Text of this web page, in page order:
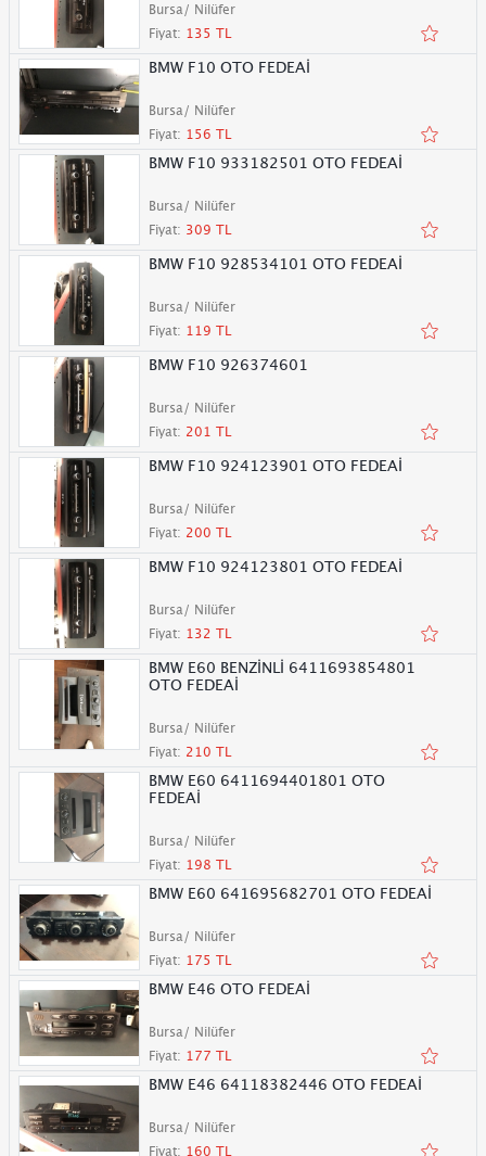
Bursa/ Nilüfer
Fiyat: 135 TL
BMW F10 OTO FEDEAİ
Bursa/ Nilüfer
Fiyat: 156 TL
BMW F10 933182501 OTO FEDEAİ
Bursa/ Nilüfer
Fiyat: 309 TL
BMW F10 928534101 OTO FEDEAİ
Bursa/ Nilüfer
Fiyat: 119 TL
BMW F10 926374601
Bursa/ Nilüfer
Fiyat: 201 TL
BMW F10 924123901 OTO FEDEAİ
Bursa/ Nilüfer
Fiyat: 200 TL
BMW F10 924123801 OTO FEDEAİ
Bursa/ Nilüfer
Fiyat: 132 TL
BMW E60 BENZİNLİ 6411693854801
OTO FEDEAİ
Bursa/ Nilüfer
Fiyat: 210 TL
BMW E60 6411694401801 OTO
FEDEAİ
Bursa/ Nilüfer
Fiyat: 198 TL
BMW E60 641695682701 OTO FEDEAİ
Bursa/ Nilüfer
Fiyat: 175 TL
BMW E46 OTO FEDEAİ
Bursa/ Nilüfer
Fiyat: 177 TL
BMW E46 64118382446 OTO FEDEAİ
Bursa/ Nilüfer
Fiyat: 160 TL